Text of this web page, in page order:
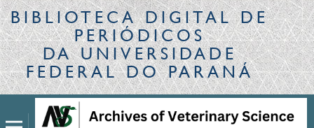
Legislação
Canais
BIBLIOTECA DIGITALDE
PERIÓDICOS
DA UNIVERSIDADE
FEDERAL DO PARANÁ